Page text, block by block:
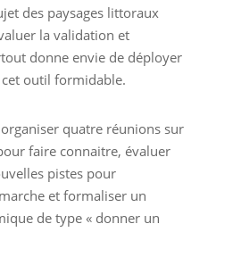
des paysages littoraux
la validation et
donne envie de déployer
outil formidable.
quatre réunions sur
faire connaitre, évaluer
pistes pour
et formaliser un
de type « donner un